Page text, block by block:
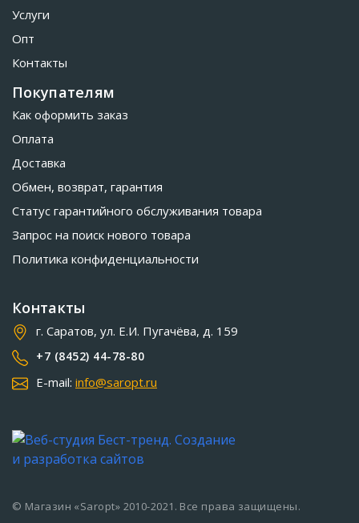
Услуги
Опт
Контакты
Покупателям
Как оформить заказ
Оплата
Доставка
Обмен, возврат, гарантия
Статус гарантийного обслуживания товара
Запрос на поиск нового товара
Политика конфиденциальности
Контакты
г. Саратов, ул. Е.И. Пугачёва, д. 159
+7 (8452) 44-78-80
E-mail: info@saropt.ru
© Магазин «Saropt» 2010-2021. Все права защищены.